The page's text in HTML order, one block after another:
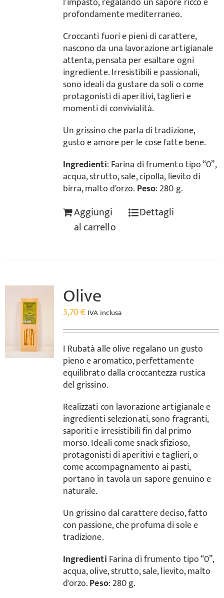
profondamente mediterraneo.
Croccanti fuori e pieni di carattere,
nascono da una lavorazione artigianale
attenta, pensata per esaltare ogni
ingrediente. Irresistibili e passionali,
sono ideali da gustare da soli o come
protagonisti di aperitivi, taglieri e
momenti di convivialità.
Un grissino che parla di tradizione,
gusto e amore per le cose fatte bene.
Ingredienti: Farina di frumento tipo “0”,
acqua, strutto, sale, cipolla, lievito di
birra, malto d'orzo. Peso: 280 g.
Aggiungi
al carrello
Dettagli
Olive
3,70€ IVA inclusa
I Rubatà alle olive regalano un gusto
pieno e aromatico, perfettamente
equilibrato dalla croccantezza rustica
del grissino.
Realizzati con lavorazione artigianale e
ingredienti selezionati, sono fragranti,
saporiti e irresistibili fin dal primo
morso. Ideali come snack sfizioso,
protagonisti di aperitivi e taglieri, o
come accompagnamento ai pasti,
portano in tavola un sapore genuino e
naturale.
Un grissino dal carattere deciso, fatto
con passione, che profuma di sole e
tradizione.
Ingredienti Farina di frumento tipo “0”,
acqua, olive, strutto, sale, lievito, malto
d'orzo.Peso: 280 g.